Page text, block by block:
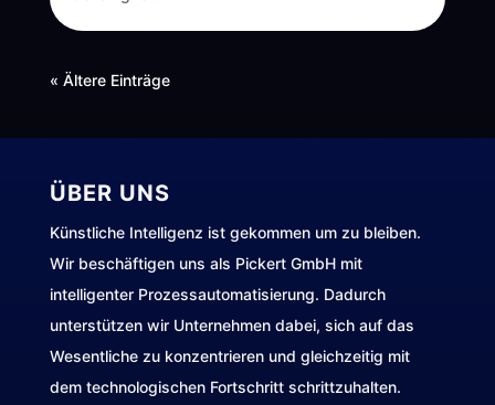
« Ältere Einträge
ÜBER UNS
Künstliche Intelligenz ist gekommen um zu bleiben.
Wir beschäftigen uns als Pickert GmbH mit
intelligenter Prozessautomatisierung. Dadurch
unterstützen wir Unternehmen dabei, sich auf das
Wesentliche zu konzentrieren und gleichzeitig mit
dem technologischen Fortschritt schrittzuhalten.